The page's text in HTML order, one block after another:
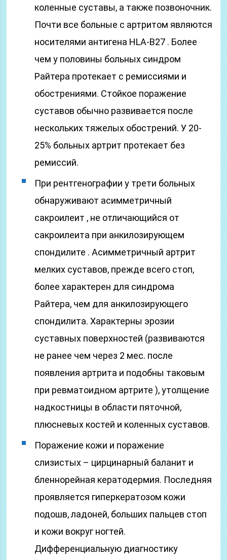
коленные суставы, а также позвоночник.
Почти все больные с артритом являются
носителями антигена HLA-В27 . Более
чем у половины больных синдром
Райтера протекает с ремиссиями и
обострениями. Стойкое поражение
суставов обычно развивается после
нескольких тяжелых обострений. У 20-
25% больных артрит протекает без
ремиссий.
При рентгенографии у трети больных
обнаруживают асимметричный
сакроилеит , не отличающийся от
сакроилеита при анкилозирующем
спондилите . Асимметричный артрит
мелких суставов, прежде всего стоп,
более характерен для синдрома
Райтера, чем для анкилозирующего
спондилита. Характерны эрозии
суставных поверхностей (развиваются
не ранее чем через 2 мес. после
появления артрита и подобны таковым
при ревматоидном артрите ), утолщение
надкостницы в области пяточной,
плюсневых костей и коленных суставов.
Поражение кожи и поражение
слизистых – цирцинарный баланит и
бленнорейная кератодермия. Последняя
проявляется гиперкератозом кожи
подошв, ладоней, больших пальцев стоп
и кожи вокруг ногтей.
Дифференциальную диагностику